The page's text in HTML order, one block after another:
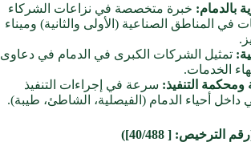
بالدمام: خبرة متخصصة في نزاعات الشركاء
في المناطق الصناعية (الأولى والثانية) وميناء
تمثيل الشركات الكبرى في الدمام في دعاوى
الخدمات.
ومحكمة التنفيذ: سرعة في إجراءات التنفيذ
داخل أحياء الدمام (الفيصلية، الشاطئ، طيبة).
40/488
])